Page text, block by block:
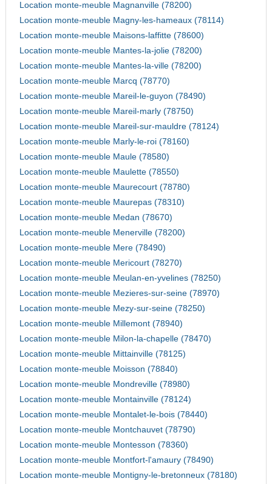
Location monte-meuble Magnanville (78200)
Location monte-meuble Magny-les-hameaux (78114)
Location monte-meuble Maisons-laffitte (78600)
Location monte-meuble Mantes-la-jolie (78200)
Location monte-meuble Mantes-la-ville (78200)
Location monte-meuble Marcq (78770)
Location monte-meuble Mareil-le-guyon (78490)
Location monte-meuble Mareil-marly (78750)
Location monte-meuble Mareil-sur-mauldre (78124)
Location monte-meuble Marly-le-roi (78160)
Location monte-meuble Maule (78580)
Location monte-meuble Maulette (78550)
Location monte-meuble Maurecourt (78780)
Location monte-meuble Maurepas (78310)
Location monte-meuble Medan (78670)
Location monte-meuble Menerville (78200)
Location monte-meuble Mere (78490)
Location monte-meuble Mericourt (78270)
Location monte-meuble Meulan-en-yvelines (78250)
Location monte-meuble Mezieres-sur-seine (78970)
Location monte-meuble Mezy-sur-seine (78250)
Location monte-meuble Millemont (78940)
Location monte-meuble Milon-la-chapelle (78470)
Location monte-meuble Mittainville (78125)
Location monte-meuble Moisson (78840)
Location monte-meuble Mondreville (78980)
Location monte-meuble Montainville (78124)
Location monte-meuble Montalet-le-bois (78440)
Location monte-meuble Montchauvet (78790)
Location monte-meuble Montesson (78360)
Location monte-meuble Montfort-l'amaury (78490)
Location monte-meuble Montigny-le-bretonneux (78180)